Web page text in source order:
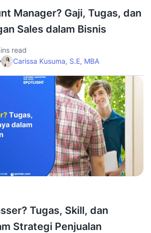
Manager? Gaji, Tugas, dan
Sales dalam Bisnis
read
Carissa Kusuma, S.E, MBA
Tugas, Skill, dan
Strategi Penjualan